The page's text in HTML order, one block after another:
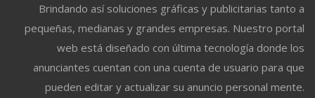
Brindando así soluciones gráficas y publicitarias tanto a
pequeñas, medianas y grandes empresas. Nuestro portal
web está diseñado con última tecnología donde los
anunciantes cuentan con una cuenta de usuario para que
pueden editar y actualizar su anuncio personal mente.